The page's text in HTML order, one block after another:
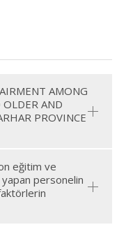
AMONG
OLDER AND
PROVINCE
eğitim ve
personelin